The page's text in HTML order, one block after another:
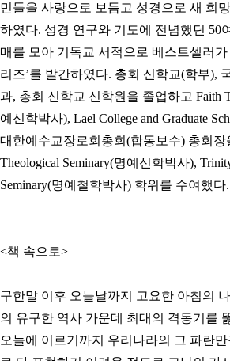
민들을 사랑으로 보듬고 성경으로 새 희
하였다. 성경 연구와 기도에 전념했던 50
매를 모아 기독교 서적으로 베스트셀러
리즈’를 발간하였다. 총회 신학교(학부),
과, 총회 신학교 신학원을 졸업하고 Faith
예신학박사), Lael College and Graduate
대한예수교장로회총회(합동보수) 총회장
Theological Seminary(명예신학박사),
Seminary(명예철학박사) 학위를 수여했다.
<책 속으로>
구한말 이후 오늘날까지 고요한 아침의
의 유구한 역사 가운데 최대의 격동기를
오늘에 이르기까지 우리나라의 그 파란